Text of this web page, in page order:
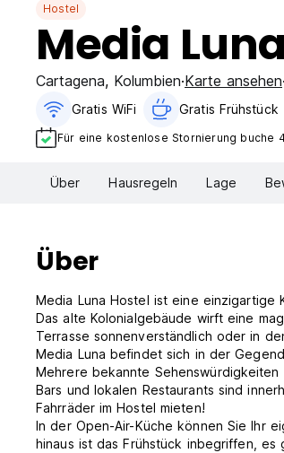
Hostel
Media
Cartagena, Kolumbien Karte ansehen
Gratis WiFi Gratis Frühstück
Für eine kostenlose Stornierung buche
Über Hausregeln Lage
Über
Media Luna Hostel ist eine einzigartige
Das alte Kolonialgebäude wirft eine
Terrasse sonnenverständlich oder in
Media Luna befindet sich in der
Mehrere bekannte
Bars und lokalen Restaurants sind
Fahrräder im Hostel mieten!
In der Open-Air-Küche können Sie Ihr
hinaus ist das Frühstück inbegriffen, es